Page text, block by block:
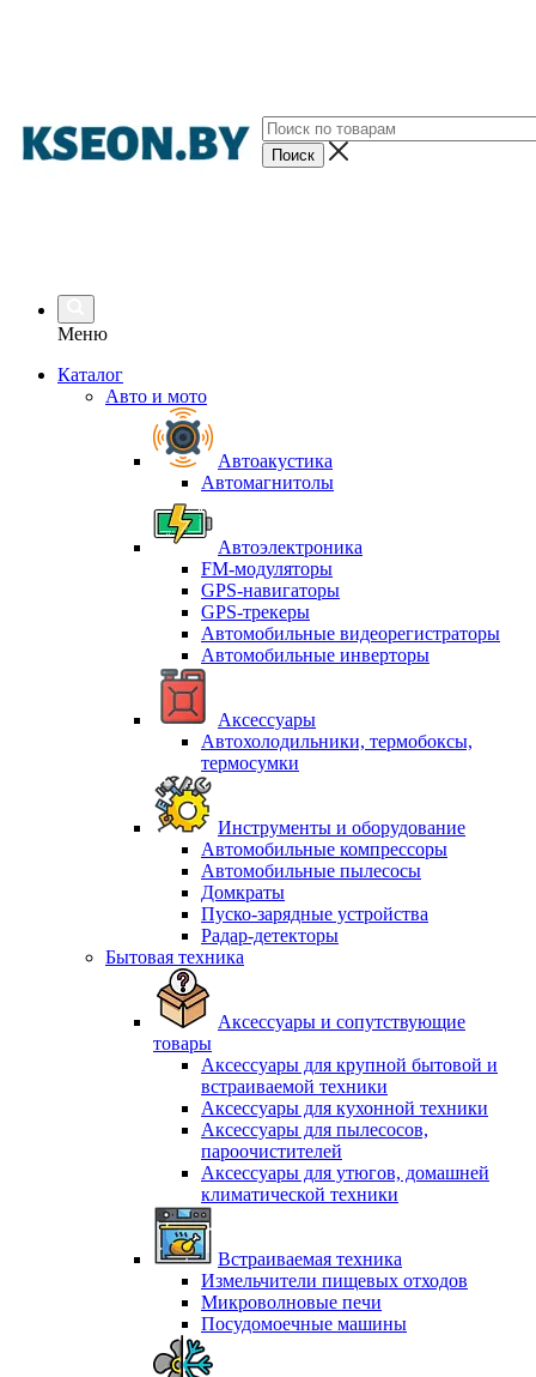
Меню
Каталог
Авто и мото
Автоакустика
Автомагнитолы
Автоэлектроника
FM-модуляторы
GPS-навигаторы
GPS-трекеры
Автомобильные видеорегистраторы
Автомобильные инверторы
Аксессуары
Автохолодильники, термобоксы,
термосумки
Инструменты и оборудование
Автомобильные компрессоры
Автомобильные пылесосы
Домкраты
Пуско-зарядные устройства
Радар-детекторы
Бытовая техника
Аксессуары и сопутствующие
товары
Аксессуары для крупной бытовой и
встраиваемой техники
Аксессуары для кухонной техники
Аксессуары для пылесосов,
пароочистителей
Аксессуары для утюгов, домашней
климатической техники
Встраиваемая техника
Измельчители пищевых отходов
Микроволновые печи
Посудомоечные машины